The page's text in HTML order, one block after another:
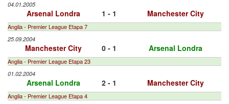
04.01.2005
Arsenal Londra 1 - 1 Manchester City
Anglia - Premier League Etapa 7
25.09.2004
Manchester City 0 - 1 Arsenal Londra
Anglia - Premier League Etapa 23
01.02.2004
Arsenal Londra 2 - 1 Manchester City
Anglia - Premier League Etapa 4